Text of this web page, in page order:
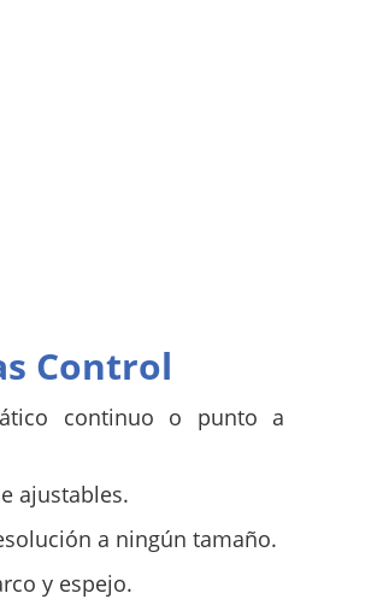
Control
continuo o punto a
ajustables.
a ningún tamaño.
y espejo.